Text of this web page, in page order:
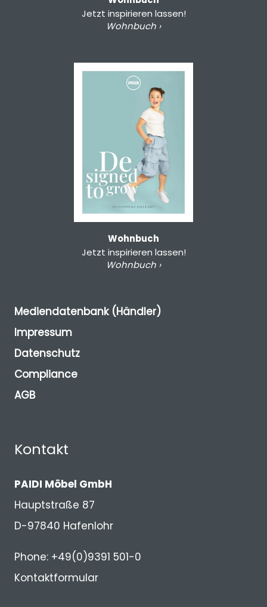
Jetzt inspirieren lassen!
Wohnbuch ›
Wohnbuch
Jetzt inspirieren lassen!
Wohnbuch ›
Mediendatenbank (Händler)
Impressum
Datenschutz
Compliance
AGB
Kontakt
PAIDI Möbel GmbH
Hauptstraße 87
D-97840 Hafenlohr
Phone: +49(0)9391 501-0
Kontaktformular